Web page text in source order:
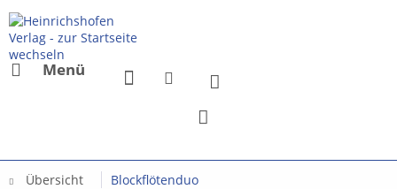
Menü
Übersicht Blockflötenduo